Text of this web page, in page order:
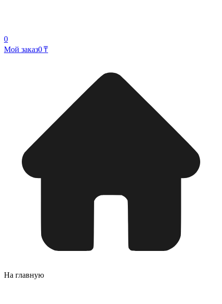
0
Мой заказ0 ₸
На главную